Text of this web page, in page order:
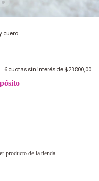
cuero
6 cuotas sin interés de $23.800,00
producto de la tienda.